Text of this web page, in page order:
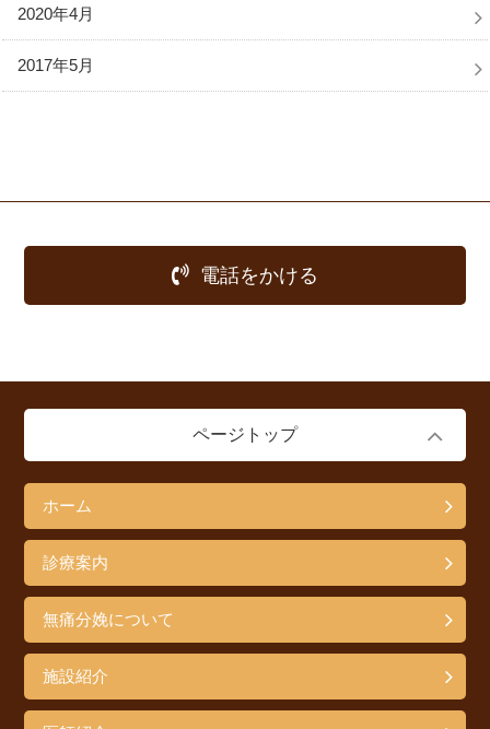
2020年4月
2017年5月
電話をかける
ページトップ
ホーム
診療案内
無痛分娩について
施設紹介